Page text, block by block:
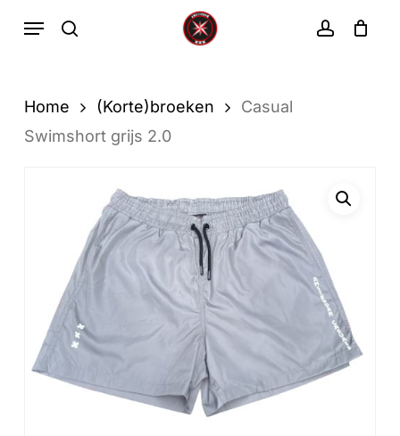
hoofdinhoud
zoekopdracht
Menu
Winkelwagen
Home (Korte)broeken
Casual
Swimshort grijs 2.0